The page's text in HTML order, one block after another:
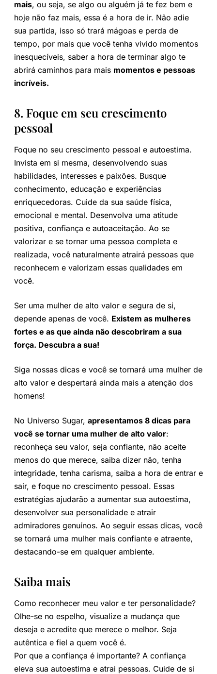
mais, ou seja, se algo ou alguém já te fez bem e
hoje não faz mais, essa é a hora de ir. Não adie
sua partida, isso só trará mágoas e perda de
tempo, por mais que você tenha vivido momentos
inesquecíveis, saber a hora de terminar algo te
abrirá caminhos para mais momentos e pessoas
incríveis.
8. Foque em seu crescimento
pessoal
Foque no seu crescimento pessoal e autoestima.
Invista em si mesma, desenvolvendo suas
habilidades, interesses e paixões. Busque
conhecimento, educação e experiências
enriquecedoras. Cuide da sua saúde física,
emocional e mental. Desenvolva uma atitude
positiva, confiança e autoaceitação. Ao se
valorizar e se tornar uma pessoa completa e
realizada, você naturalmente atrairá pessoas que
reconhecem e valorizam essas qualidades em
você.
Ser uma mulher de alto valor e segura de si,
depende apenas de você. Existem as mulheres
fortes e as que ainda não descobriram a sua
força. Descubra a sua!
Siga nossas dicas e você se tornará uma mulher de
alto valor e despertará ainda mais a atenção dos
homens!
No Universo Sugar, apresentamos 8 dicas para
você se tornar uma mulher de alto valor:
reconheça seu valor, seja confiante, não aceite
menos do que merece, saiba dizer não, tenha
integridade, tenha carisma, saiba a hora de entrar e
sair, e foque no crescimento pessoal. Essas
estratégias ajudarão a aumentar sua autoestima,
desenvolver sua personalidade e atrair
admiradores genuínos. Ao seguir essas dicas, você
se tornará uma mulher mais confiante e atraente,
destacando-se em qualquer ambiente.
Saiba mais
Como reconhecer meu valor e ter personalidade?
Olhe-se no espelho, visualize a mudança que
deseja e acredite que merece o melhor. Seja
autêntica e fiel a quem você é.
Por que a confiança é importante? A confiança
eleva sua autoestima e atrai pessoas. Cuide de si